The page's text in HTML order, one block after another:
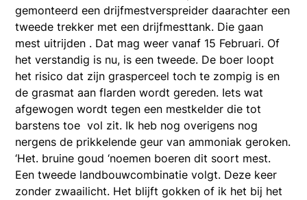
gemonteerd een drijfmestverspreider daarachter een
tweede trekker met een drijfmesttank. Die gaan
mest uitrijden . Dat mag weer vanaf 15 Februari. Of
het verstandig is nu, is een tweede. De boer loopt
het risico dat zijn grasperceel toch te zompig is en
de grasmat aan flarden wordt gereden. Iets wat
afgewogen wordt tegen een mestkelder die tot
barstens toe vol zit. Ik heb nog overigens nog
nergens de prikkelende geur van ammoniak geroken.
‘Het. bruine goud ‘noemen boeren dit soort mest.
Een tweede landbouwcombinatie volgt. Deze keer
zonder zwaailicht. Het blijft gokken of ik het bij het